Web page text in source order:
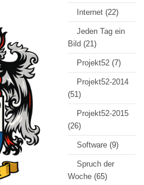
Internet (22)
Jeden Tag ein
Bild (21)
Projekt52 (7)
Projekt52-2014
(51)
Projekt52-2015
(26)
Software (9)
Spruch der
Woche (65)